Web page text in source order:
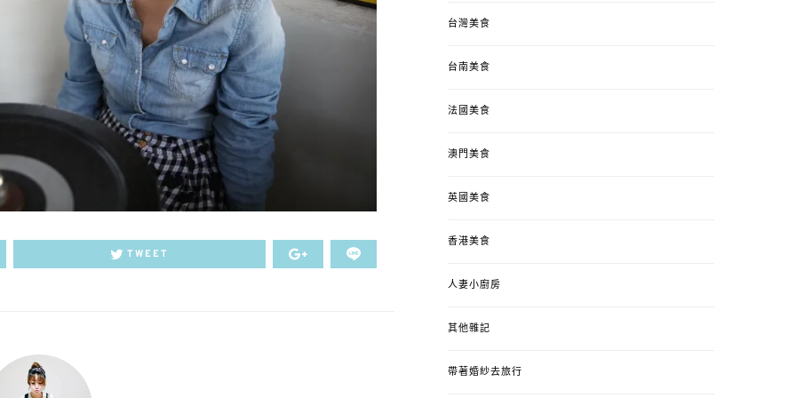
TWEET
台灣美食
台南美食
法國美食
澳門美食
英國美食
香港美食
人妻小廚房
其他雜記
帶著婚紗去旅行